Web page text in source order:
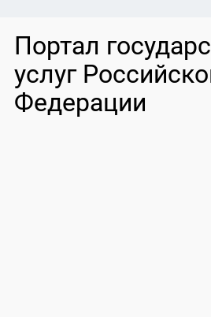
Портал
услуг
Федерации